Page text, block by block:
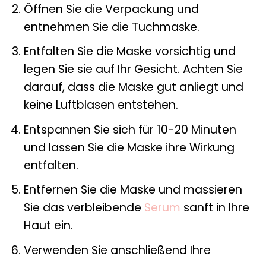
Öffnen Sie die Verpackung und
entnehmen Sie die Tuchmaske.
Entfalten Sie die Maske vorsichtig und
legen Sie sie auf Ihr Gesicht. Achten Sie
darauf, dass die Maske gut anliegt und
keine Luftblasen entstehen.
Entspannen Sie sich für 10-20 Minuten
und lassen Sie die Maske ihre Wirkung
entfalten.
Entfernen Sie die Maske und massieren
Sie das verbleibende Serum sanft in Ihre
Haut ein.
Verwenden Sie anschließend Ihre